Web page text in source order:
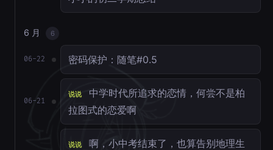
6 月 6
06-22 密码保护：随笔#0.5
06-21
说说
中学时代所追求的恋情，何尝不是柏
拉图式的恋爱啊
说说
啊，小中考结束了，也算告别地理生